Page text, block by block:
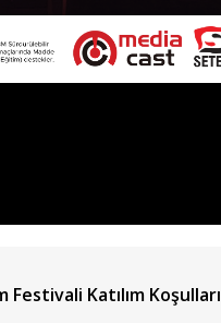
Festivali Katılım Koşulları